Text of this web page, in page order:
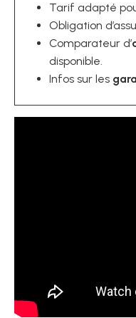
Tarif adapté
Obligation
Comparateur d’
disponible.
Infos sur les